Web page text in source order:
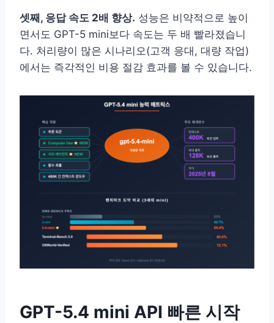
셋째, 응답 속도 2배 향상. 성능은 비약적으로 높이
면서도 GPT-5 mini보다 속도는 두 배 빨라졌습니
다. 처리량이 많은 시나리오(고객 응대, 대량 작업)
에서는 즉각적인 비용 절감 효과를 볼 수 있습니다.
GPT-5.4 mini API 빠른 시작